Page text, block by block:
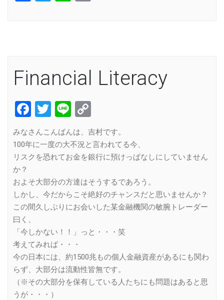
Financial Literacy
Facebook
Twitter
Line
Link
みなさんこんばんは、吉村です。
100年に一度の大不況と言われてる今、
リスクを恐れてお金を銀行に預けっぱなしにしていません
か？
およそ大部分の方達はそうするであろう。
しかし、今だからこそ絶好のチャンスだと思いませんか？
この間久しぶりにお会いした某金融機関の敏腕トレーダー
曰く、
「今しかない！！」っと・・・笑
考えてみれば・・・
今の日本には、約1500兆もの個人金融資産があるにも関わ
らず、大部分は流動性皆無です。
（※その大部分を保有している人たちにも問題はあると思
うが・・・）